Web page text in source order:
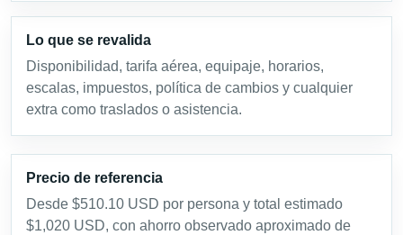
Lo que se revalida
Disponibilidad, tarifa aérea, equipaje, horarios,
escalas, impuestos, política de cambios y cualquier
extra como traslados o asistencia.
Precio de referencia
Desde $510.10 USD por persona y total estimado
$1,020 USD, con ahorro observado aproximado de